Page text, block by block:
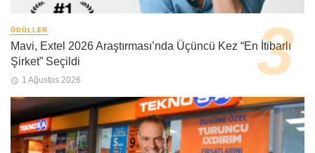
ÖDÜLLER
Mavi, Extel 2026 Araştırması’nda Üçüncü Kez “En İtibarlı
Şirket” Seçildi
1 Ağustos 2026